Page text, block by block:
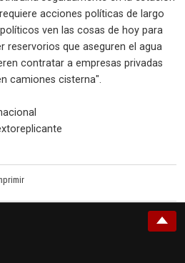
acciones políticas de largo
ven las cosas de hoy para
reservorios que aseguren el agua
contratar a empresas privadas
camiones cisterna".